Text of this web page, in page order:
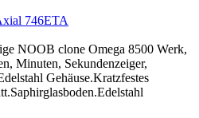
746ETA
NOOB clone Omega 8500 Werk,
Minuten, Sekundenzeiger,
Gehäuse.Kratzfestes